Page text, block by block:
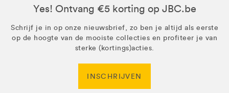
Yes! Ontvang €5 korting op JBC.be
Schrijf je in op onze nieuwsbrief, zo ben je altijd als eerste
op de hoogte van de mooiste collecties en profiteer je van
sterke (kortings)acties.
INSCHRIJVEN